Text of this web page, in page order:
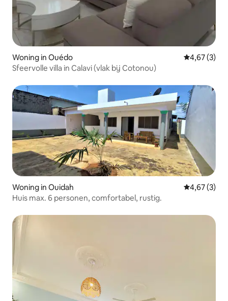
Woning in Ouédo
4,67 (3)
Sfeervolle villa in Calavi (vlak bij Cotonou)
Woning in Ouidah
4,67 (3)
Huis max. 6 personen, comfortabel, rustig.